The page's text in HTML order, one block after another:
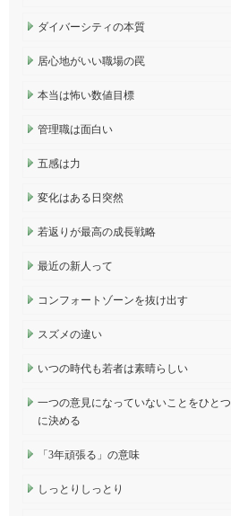
ダイバーシティの本質
居心地がいい職場の罠
本当は怖い数値目標
管理職は面白い
五感は力
変化はある日突然
若返りが最高の成長戦略
最近の新人って
コンフォートゾーンを抜け出す
スズメの違い
いつの時代も若者は素晴らしい
一つの意見になっていないことをひとつ
に決める
「3年頑張る」の意味
しっとりしっとり